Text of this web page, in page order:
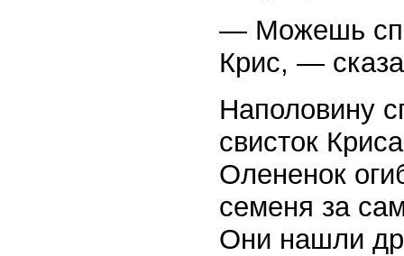
— Можешь
Крис, —
Наполовину
свисток
Олененок
семеня за
Они нашли